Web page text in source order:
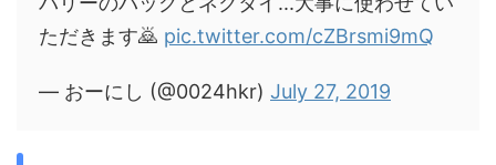
ただきます🙇 pic.twitter.com/cZBrsmi9mQ
— おーにし (@0024hkr) July 27, 2019